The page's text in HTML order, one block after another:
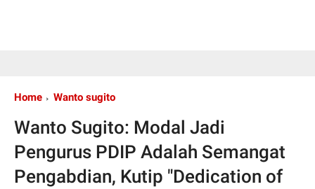
Home Wanto sugito
Wanto Sugito: Modal Jadi
Pengurus PDIP Adalah Semangat
Pengabdian, Kutip "Dedication of